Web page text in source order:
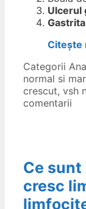
Ulcerul
Gastrita
Citește
Categorii
normal si
crescut, vsh
comentarii
Ce
cresc